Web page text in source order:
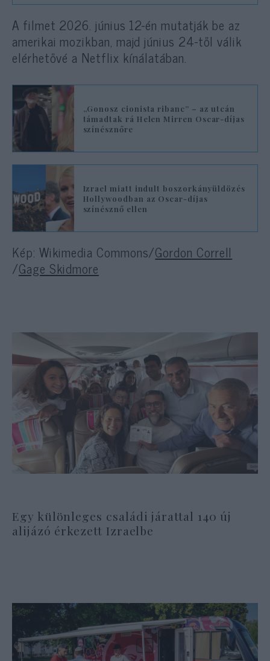
A filmet 2026. június 12-én mutatják be az
amerikai mozikban, majd június 24-től válik
elérhetővé a Netflix kínálatában.
„Gonosz cionista ribanc” – az utcán
támadtak rá Helen Mirren Oscar-díjas
színésznőre
Izrael miatt indult boszorkányüldözés
Hollywoodban az Oscar-díjas
színésznő ellen
Kép: Wikimedia Commons/Gordon Correll
/Gage Skidmore
Egy különleges családi járattal 140 új
alijázó érkezett Izraelbe